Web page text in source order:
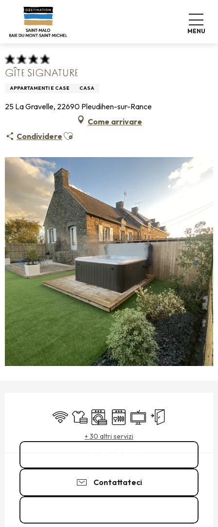
contenu
MENU
Home Pro & Stampa
Info sulla sistemazione +
Alloggio turistico arredato
GÎTE SIGNATURE
APPARTAMENTI E CASE CASA
25 La Gravelle, 22690 Pleudihen-sur-Rance
Come arrivare
Condividere Ajouter aux favoris
Wi-Fi Lenzuola e biancheria
LavatriceLavastoviglie
TelevisioneIngresso
+ 30 altri servizi
Contattateci